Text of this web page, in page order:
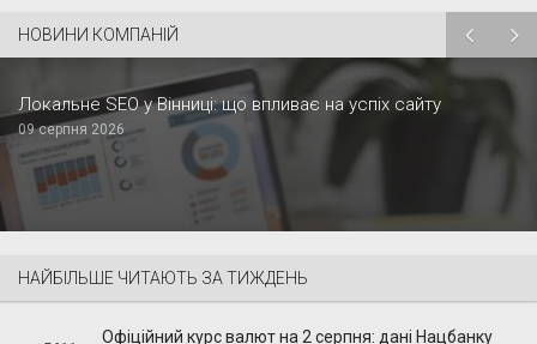
НОВИНИ КОМПАНІЙ
Локальне SEO у Вінниці: що впливає на успіх сайту
09 серпня 2026
НАЙБІЛЬШЕ ЧИТАЮТЬ ЗА ТИЖДЕНЬ
Офіційний курс валют на 2 серпня: дані Нацбанку